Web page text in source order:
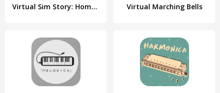
Virtual Sim Story: Home & Life Virtual Marching Bells